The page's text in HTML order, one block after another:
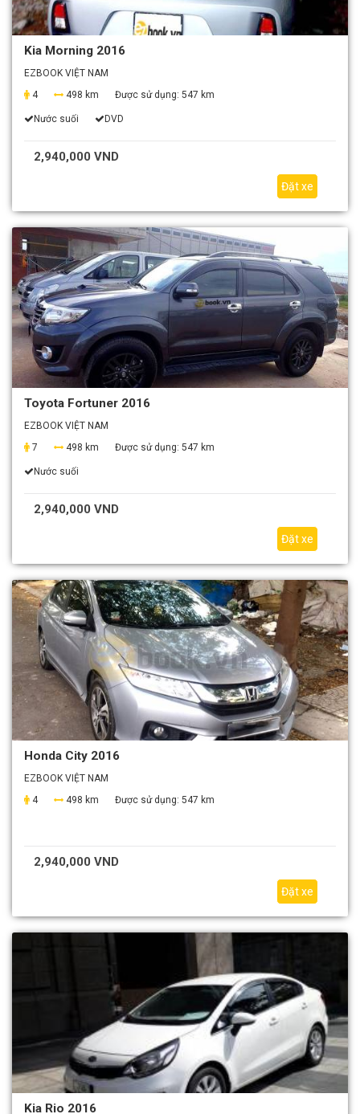
Kia Morning 2016
EZBOOK VIỆT NAM
4
498 km Được sử dụng: 547 km
Nước suối DVD
2,940,000 VND
Đặt xe
Toyota Fortuner 2016
EZBOOK VIỆT NAM
7
498 km Được sử dụng: 547 km
Nước suối
2,940,000 VND
Đặt xe
Honda City 2016
EZBOOK VIỆT NAM
4
498 km Được sử dụng: 547 km
2,940,000 VND
Đặt xe
Kia Rio 2016